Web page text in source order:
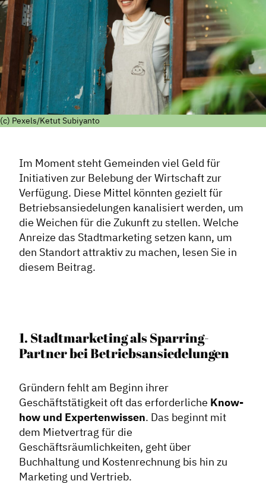
(c) Pexels/Ketut Subiyanto
Im Moment steht Gemeinden viel Geld für
Initiativen zur Belebung der Wirtschaft zur
Verfügung. Diese Mittel könnten gezielt für
Betriebsansiedelungen kanalisiert werden, um
die Weichen für die Zukunft zu stellen. Welche
Anreize das Stadtmarketing setzen kann, um
den Standort attraktiv zu machen, lesen Sie in
diesem Beitrag.
1. Stadtmarketing als Sparring-
Partner bei Betriebsansiedelungen
Gründern fehlt am Beginn ihrer
Geschäftstätigkeit oft das erforderliche Know-
how und Expertenwissen. Das beginnt mit
dem Mietvertrag für die
Geschäftsräumlichkeiten, geht über
Buchhaltung und Kostenrechnung bis hin zu
Marketing und Vertrieb.